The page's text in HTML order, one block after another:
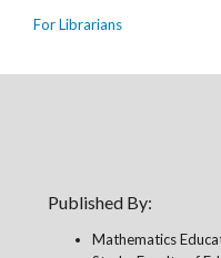
For Librarians
Published By:
Mathematics